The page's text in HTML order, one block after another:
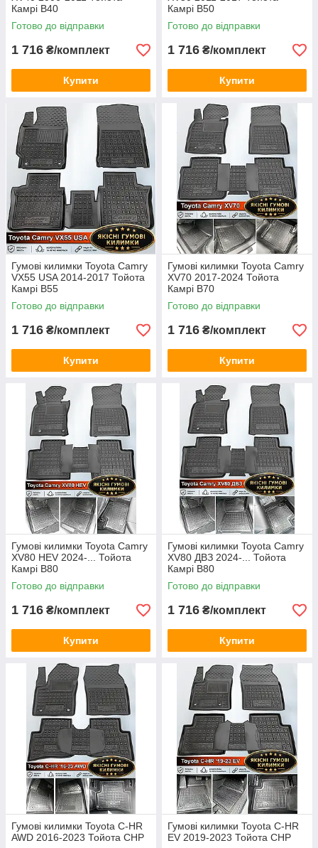
Камрі В40
Готово до відправки
1 716 ₴/комплект
Купити
Камрі В50
Готово до відправки
1 716 ₴/комплект
Купити
Гумові килимки Toyota Camry
VX55 USA 2014-2017 Тойота
Камрі В55
Готово до відправки
1 716 ₴/комплект
Купити
Гумові килимки Toyota Camry
XV70 2017-2024 Тойота
Камрі В70
Готово до відправки
1 716 ₴/комплект
Купити
Гумові килимки Toyota Camry
XV80 HEV 2024-... Тойота
Камрі В80
Готово до відправки
1 716 ₴/комплект
Купити
Гумові килимки Toyota Camry
XV80 ДВЗ 2024-... Тойота
Камрі В80
Готово до відправки
1 716 ₴/комплект
Купити
Гумові килимки Toyota C-HR
AWD 2016-2023 Тойота СНР
Гумові килимки Toyota C-HR
EV 2019-2023 Тойота СНР